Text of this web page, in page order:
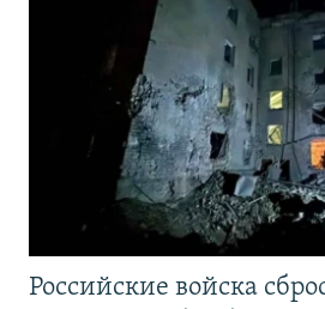
Российские войска